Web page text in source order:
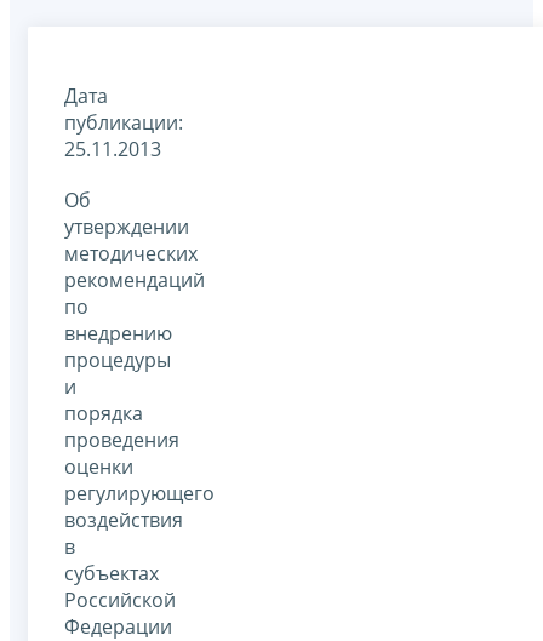
Дата
публикации:
25.11.2013
Об
утверждении
методических
рекомендаций
по
внедрению
процедуры
и
порядка
проведения
оценки
регулирующего
воздействия
в
субъектах
Российской
Федерации